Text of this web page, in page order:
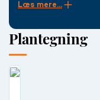
Guldkøber: https://
salgsvurdering af
bolig eller er du blot
for i det nuværende
uforpligtende
http://
Læs mere...
Plantegning